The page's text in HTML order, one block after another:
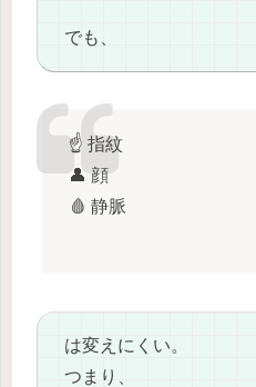
でも、
☝️ 指紋
👤 顔
🩸 静脈
は変えにくい。
つまり、